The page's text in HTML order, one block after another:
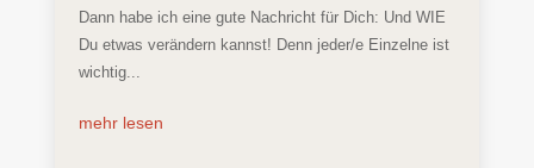
Dann habe ich eine gute Nachricht für Dich: Und WIE
Du etwas verändern kannst! Denn jeder/e Einzelne ist
wichtig...
mehr lesen